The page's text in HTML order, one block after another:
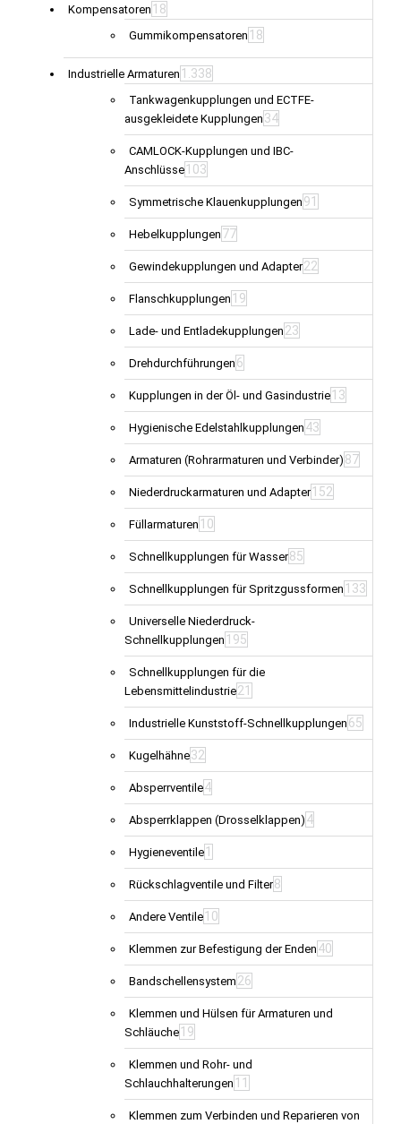
Kompensatoren 18
Gummikompensatoren 18
Industrielle Armaturen 1.338
Tankwagenkupplungen und ECTFE-
ausgekleidete Kupplungen 34
CAMLOCK-Kupplungen und IBC-
Anschlüsse 103
Symmetrische Klauenkupplungen 91
Hebelkupplungen 77
Gewindekupplungen und Adapter22
Flanschkupplungen 19
Lade- und Entladekupplungen 23
Drehdurchführungen 6
Kupplungen in der Öl- und Gasindustrie 13
Hygienische Edelstahlkupplungen 43
Armaturen (Rohrarmaturen und Verbinder) 87
Niederdruckarmaturen und Adapter 152
Füllarmaturen 10
Schnellkupplungen für Wasser85
Schnellkupplungen für Spritzgussformen 133
Universelle Niederdruck-
Schnellkupplungen 195
Schnellkupplungen für die
Lebensmittelindustrie21
Industrielle Kunststoff-Schnellkupplungen 65
Kugelhähne32
Absperrventile4
Absperrklappen (Drosselklappen) 4
Hygieneventile 1
Rückschlagventile und Filter8
Andere Ventile 10
Klemmen zur Befestigung der Enden 40
Bandschellensystem 26
Klemmen und Hülsen für Armaturen und
Schläuche 19
Klemmen und Rohr- und
Schlauchhalterungen 11
Klemmen zum Verbinden und Reparieren von